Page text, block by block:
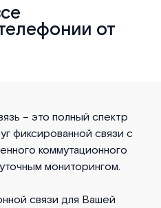
от
– это полный спектр
фиксированной связи с
коммутационного
мониторингом.
связи для Вашей